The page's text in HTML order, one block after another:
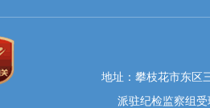
地址：攀枝花市东区
派驻纪检监察组受